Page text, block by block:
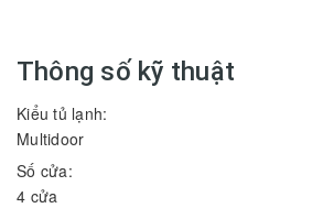
Thông số kỹ thuật
Kiểu tủ lạnh:
Multidoor
Số cửa:
4 cửa